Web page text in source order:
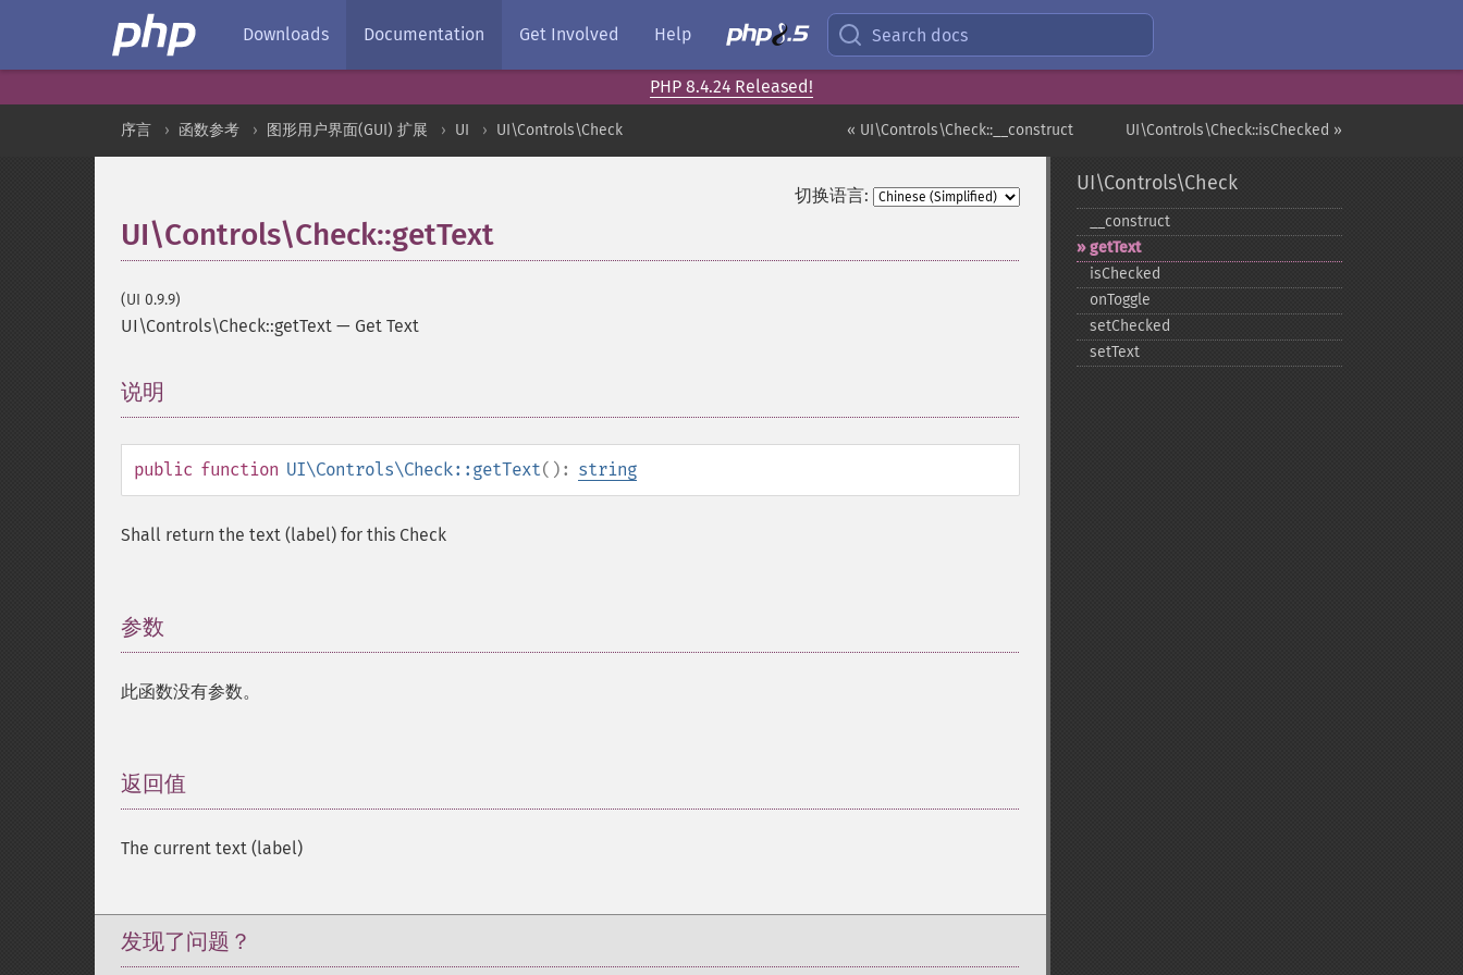
Downloads Documentation Get Involved Help Search docs
PHP 8.4.24 Released!
UI\Controls\Check::isChecked »
« UI\Controls\Check::__construct
序言 函数参考 图形用户界面(GUI) 扩展 UI UI\Controls\Check
切换语言:
UI\Controls\Check::getText
(UI 0.9.9)
UI\Controls\Check::getText — Get Text
说明
public function UI\Controls\Check::getText(): string
Shall return the text (label) for this Check
参数
此函数没有参数。
返回值
The current text (label)
发现了问题？
UI\Controls\Check
_​_​construct
getText
isChecked
onToggle
setChecked
setText